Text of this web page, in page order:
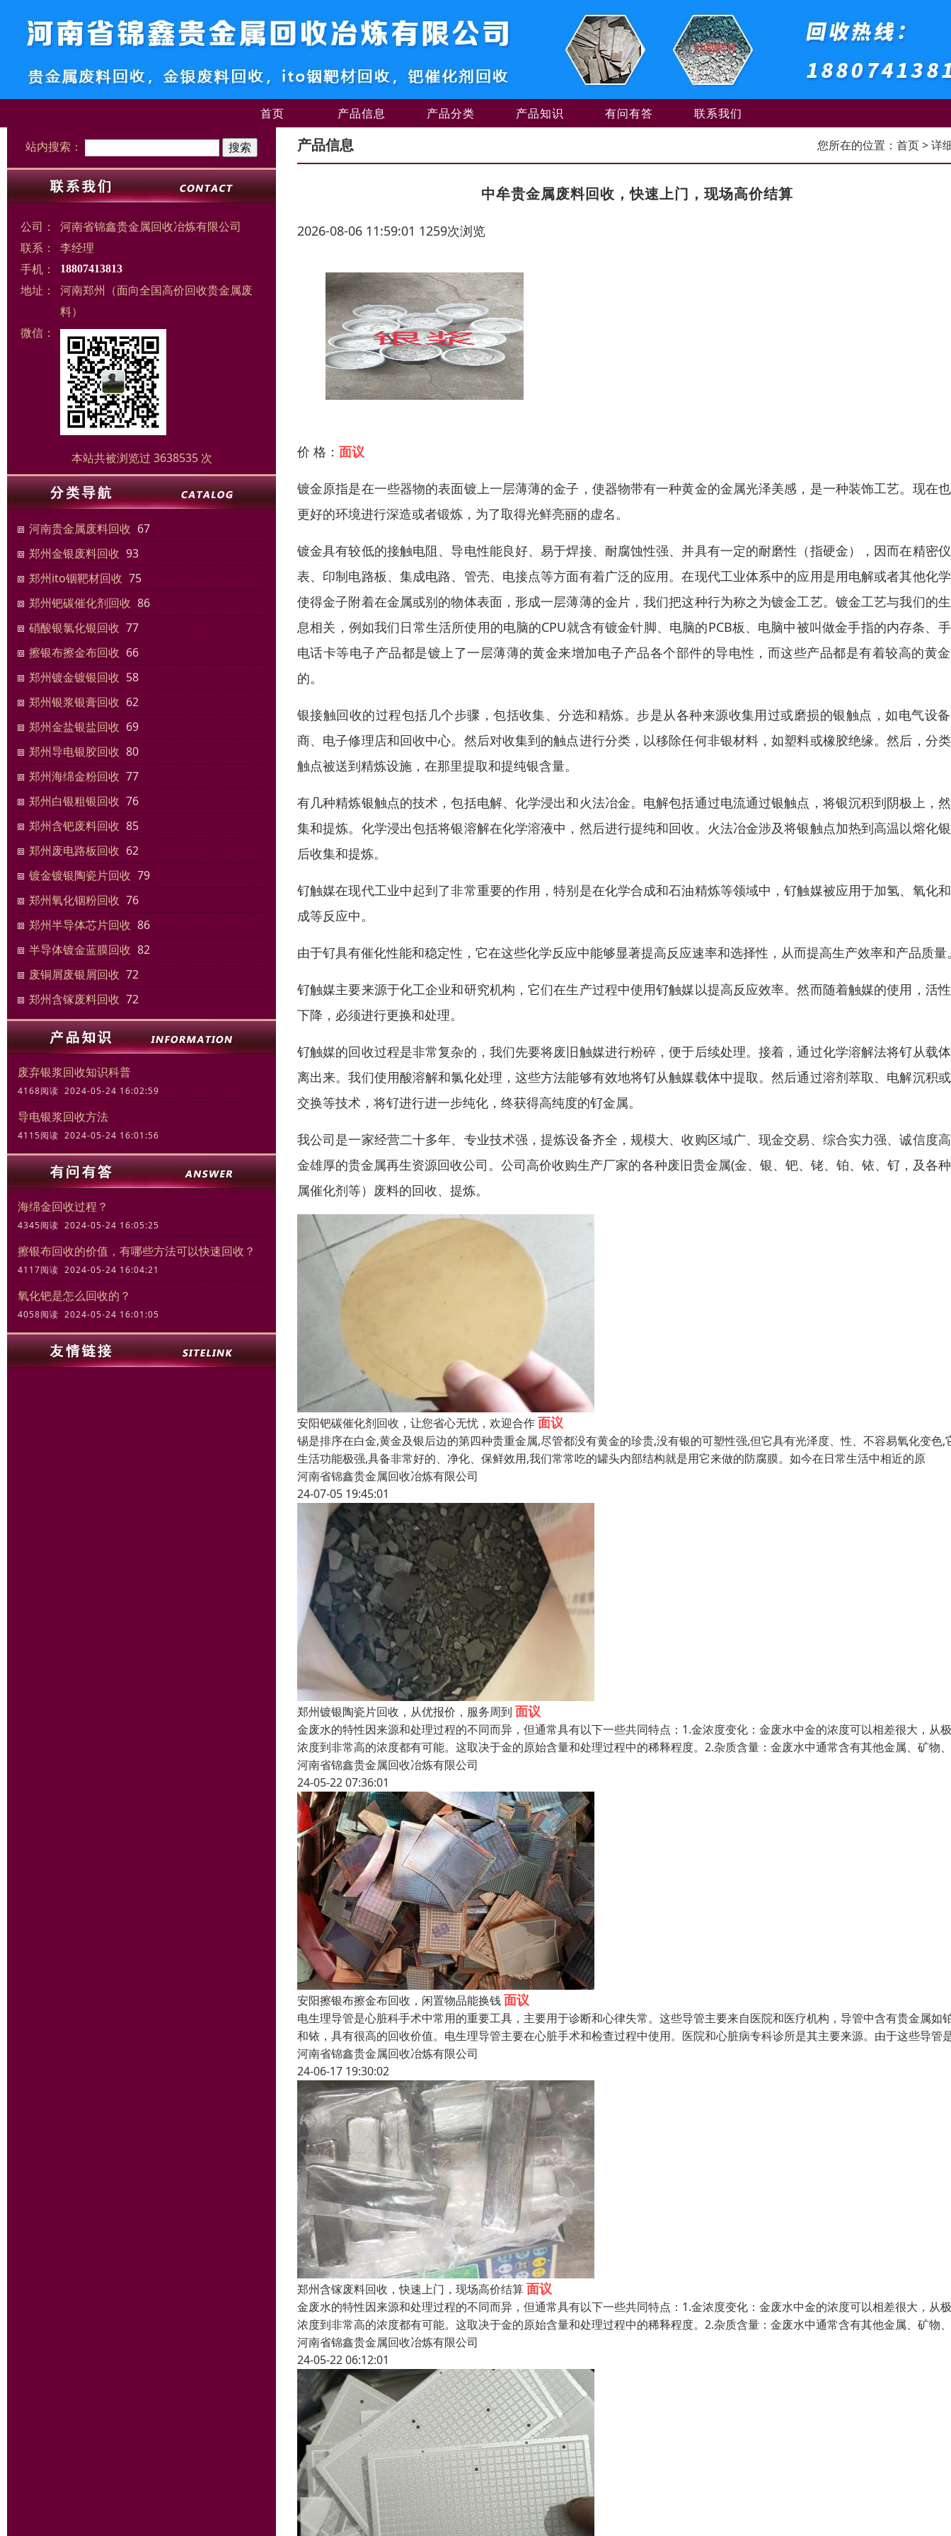
首页 产品信息 产品分类 产品知识 有问有答 联系我们
站内搜索：
公司：
河南省锦鑫贵金属回收冶炼有限公司
联系：
李经理
手机：
18807413813
地址：
河南郑州（面向全国高价回收贵金属废
料）
微信：
本站共被浏览过 3638535 次
河南贵金属废料回收 67
郑州金银废料回收 93
郑州ito铟靶材回收 75
郑州钯碳催化剂回收 86
硝酸银氯化银回收 77
擦银布擦金布回收 66
郑州镀金镀银回收 58
郑州银浆银膏回收 62
郑州金盐银盐回收 69
郑州导电银胶回收 80
郑州海绵金粉回收 77
郑州白银粗银回收 76
郑州含钯废料回收 85
郑州废电路板回收 62
镀金镀银陶瓷片回收 79
郑州氧化铟粉回收 76
郑州半导体芯片回收 86
半导体镀金蓝膜回收 82
废铜屑废银屑回收 72
郑州含镓废料回收 72
废弃银浆回收知识科普
4168阅读 2024-05-24 16:02:59
导电银浆回收方法
4115阅读 2024-05-24 16:01:56
海绵金回收过程？
4345阅读 2024-05-24 16:05:25
擦银布回收的价值，有哪些方法可以快速回收？
4117阅读 2024-05-24 16:04:21
氧化钯是怎么回收的？
4058阅读 2024-05-24 16:01:05
产品信息 您所在的位置： 首页> 详
中牟贵金属废料回收，快速上门，现场高价结算
2026-08-06 11:59:01 1259次浏览
价 格： 面议
镀金原指是在一些器物的表面镀上一层薄薄的金子，使器物带有一种黄金的金属光泽美感，是一种装饰工艺。现在
更好的环境进行深造或者锻炼，为了取得光鲜亮丽的虚名。
镀金具有较低的接触电阻、导电性能良好、易于焊接、耐腐蚀性强、并具有一定的耐磨性（指硬金），因而在精密
表、印制电路板、集成电路、管壳、电接点等方面有着广泛的应用。在现代工业体系中的应用是用电解或者其他化
使得金子附着在金属或别的物体表面，形成一层薄薄的金片，我们把这种行为称之为镀金工艺。镀金工艺与我们的
息相关，例如我们日常生活所使用的电脑的CPU就含有镀金针脚、电脑的PCB板、电脑中被叫做金手指的内存条、
电话卡等电子产品都是镀上了一层薄薄的黄金来增加电子产品各个部件的导电性，而这些产品都是有着较高的黄
的。
银接触回收的过程包括几个步骤，包括收集、分选和精炼。步是从各种来源收集用过或磨损的银触点，如电气设
商、电子修理店和回收中心。然后对收集到的触点进行分类，以移除任何非银材料，如塑料或橡胶绝缘。然后，分
触点被送到精炼设施，在那里提取和提纯银含量。
有几种精炼银触点的技术，包括电解、化学浸出和火法冶金。电解包括通过电流通过银触点，将银沉积到阴极上，
集和提炼。化学浸出包括将银溶解在化学溶液中，然后进行提纯和回收。火法冶金涉及将银触点加热到高温以熔化
后收集和提炼。
钌触媒在现代工业中起到了非常重要的作用，特别是在化学合成和石油精炼等领域中，钌触媒被应用于加氢、氧化
成等反应中。
由于钌具有催化性能和稳定性，它在这些化学反应中能够显著提高反应速率和选择性，从而提高生产效率和产品质量
钌触媒主要来源于化工企业和研究机构，它们在生产过程中使用钌触媒以提高反应效率。然而随着触媒的使用，活
下降，必须进行更换和处理。
钌触媒的回收过程是非常复杂的，我们先要将废旧触媒进行粉碎，便于后续处理。接着，通过化学溶解法将钌从载
离出来。我们使用酸溶解和氯化处理，这些方法能够有效地将钌从触媒载体中提取。然后通过溶剂萃取、电解沉积
交换等技术，将钌进行进一步纯化，终获得高纯度的钌金属。
我公司是一家经营二十多年、专业技术强，提炼设备齐全，规模大、收购区域广、现金交易、综合实力强、诚信度
金雄厚的贵金属再生资源回收公司。公司高价收购生产厂家的各种废旧贵金属(金、银、钯、铑、铂、铱、钌，及各
属催化剂等）废料的回收、提炼。
安阳钯碳催化剂回收，让您省心无忧，欢迎合作面议
锡是排序在白金,黄金及银后边的第四种贵重金属,尽管都没有黄金的珍贵,没有银的可塑性强,但它具有光泽度、性、不容易氧化变色,
生活功能极强,具备非常好的、净化、保鲜效用,我们常常吃的罐头内部结构就是用它来做的防腐膜。如今在日常生活中相近的原
河南省锦鑫贵金属回收冶炼有限公司
24-07-05 19:45:01
郑州镀银陶瓷片回收，从优报价，服务周到 面议
金废水的特性因来源和处理过程的不同而异，但通常具有以下一些共同特点：1.金浓度变化：金废水中金的浓度可以相差很大，从
浓度到非常高的浓度都有可能。这取决于金的原始含量和处理过程中的稀释程度。2.杂质含量：金废水中通常含有其他金属、矿物、
河南省锦鑫贵金属回收冶炼有限公司
24-05-22 07:36:01
安阳擦银布擦金布回收，闲置物品能换钱面议
电生理导管是心脏科手术中常用的重要工具，主要用于诊断和心律失常。这些导管主要来自医院和医疗机构，导管中含有贵金属如
和铱，具有很高的回收价值。电生理导管主要在心脏手术和检查过程中使用。医院和心脏病专科诊所是其主要来源。由于这些导管
河南省锦鑫贵金属回收冶炼有限公司
24-06-17 19:30:02
郑州含镓废料回收，快速上门，现场高价结算面议
金废水的特性因来源和处理过程的不同而异，但通常具有以下一些共同特点：1.金浓度变化：金废水中金的浓度可以相差很大，从
浓度到非常高的浓度都有可能。这取决于金的原始含量和处理过程中的稀释程度。2.杂质含量：金废水中通常含有其他金属、矿物、
河南省锦鑫贵金属回收冶炼有限公司
24-05-22 06:12:01